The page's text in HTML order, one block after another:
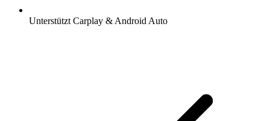
Unterstützt Carplay & Android Auto